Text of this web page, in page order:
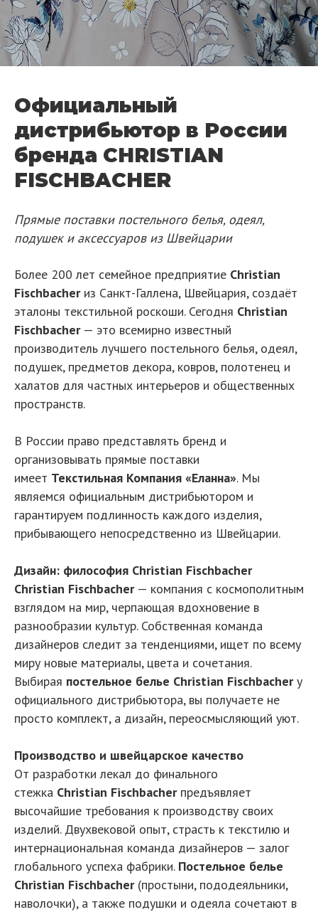
Официальный
дистрибьютор в России
бренда CHRISTIAN
FISCHBACHER
Прямые поставки постельного белья, одеял,
подушек и аксессуаров из Швейцарии
Более 200 лет семейное предприятие Christian
Fischbacherиз Санкт-Галлена, Швейцария, создаёт
эталоны текстильной роскоши. Сегодня Christian
Fischbacher— это всемирно известный
производитель лучшего постельного белья, одеял,
подушек, предметов декора, ковров, полотенец и
халатов для частных интерьеров и общественных
пространств.
В России право представлять бренд и
организовывать прямые поставки
имеет Текстильная Компания «Еланна». Мы
являемся официальным дистрибьютором и
гарантируем подлинность каждого изделия,
прибывающего непосредственно из Швейцарии.
Дизайн: философия Christian Fischbacher
Christian Fischbacher— компания с космополитным
взглядом на мир, черпающая вдохновение в
разнообразии культур. Собственная команда
дизайнеров следит за тенденциями, ищет по всему
миру новые материалы, цвета и сочетания.
Выбирая постельное белье Christian Fischbacherу
официального дистрибьютора, вы получаете не
просто комплект, а дизайн, переосмысляющий уют.
Производство и швейцарское качество
От разработки лекал до финального
стежка Christian Fischbacherпредъявляет
высочайшие требования к производству своих
изделий. Двухвековой опыт, страсть к текстилю и
интернациональная команда дизайнеров — залог
глобального успеха фабрики. Постельное белье
Christian Fischbacher(простыни, пододеяльники,
наволочки), а также подушки и одеяла сочетают в